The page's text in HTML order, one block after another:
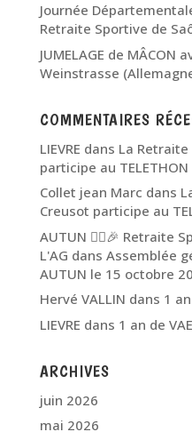
Journée
Retraite Sportive de
JUMELAGE de MÂCON
Weinstrasse
COMMENTAIRES
LIEVRE dans La
participe au
Collet jean Marc dans
Creusot participe au
AUTUN 🏃‍♂️🎉 Retraite
L'AG dans Assemblée
AUTUN le 15 octobre
Hervé VALLIN dans 1
LIEVRE dans 1 an de VAE
ARCHIVES
juin 2026
mai 2026